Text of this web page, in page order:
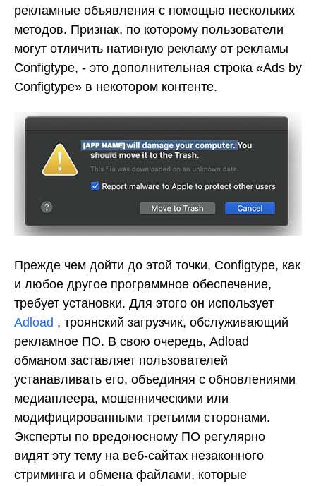
рекламные объявления с помощью нескольких
методов. Признак, по которому пользователи
могут отличить нативную рекламу от рекламы
Configtype, - это дополнительная строка «Ads by
Configtype» в некотором контенте.
Прежде чем дойти до этой точки, Configtype, как
и любое другое программное обеспечение,
требует установки. Для этого он использует
Adload , троянский загрузчик, обслуживающий
рекламное ПО. В свою очередь, Adload
обманом заставляет пользователей
устанавливать его, объединяя с обновлениями
медиаплеера, мошенническими или
модифицированными третьими сторонами.
Эксперты по вредоносному ПО регулярно
видят эту тему на веб-сайтах незаконного
стриминга и обмена файлами, которые